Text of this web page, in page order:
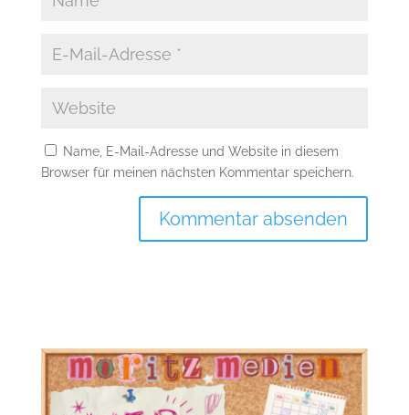
Name, E-Mail-Adresse und Website in diesem
Browser für meinen nächsten Kommentar speichern.